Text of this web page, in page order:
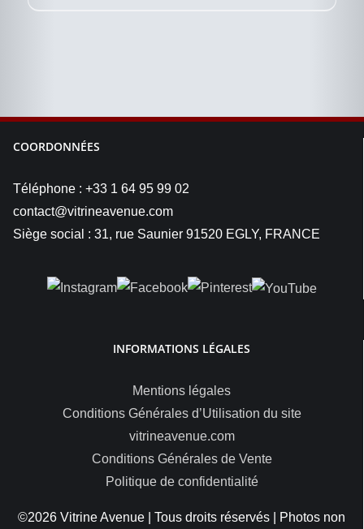
COORDONNÉES
Téléphone : +33 1 64 95 99 02
contact@vitrineavenue.com
Siège social : 31, rue Saunier 91520 EGLY, FRANCE
INFORMATIONS LÉGALES
Mentions légales
Conditions Générales d’Utilisation du site
vitrineavenue.com
Conditions Générales de Vente
Politique de confidentialité
©2026 Vitrine Avenue | Tous droits réservés | Photos non